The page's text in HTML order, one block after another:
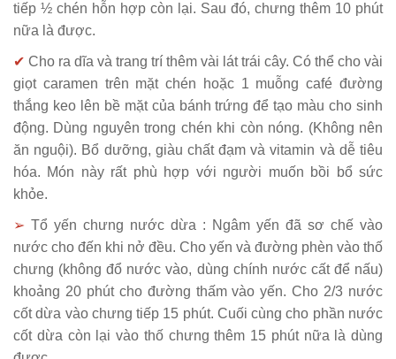
tiếp ½ chén hỗn hợp còn lại. Sau đó, chưng thêm 10 phút
nữa là được.
✔ Cho ra dĩa và trang trí thêm vài lát trái cây. Có thể cho vài
giọt caramen trên mặt chén hoặc 1 muỗng café đường
thắng keo lên bề mặt của bánh trứng để tạo màu cho sinh
động. Dùng nguyên trong chén khi còn nóng. (Không nên
ăn nguội). Bổ dưỡng, giàu chất đạm và vitamin và dễ tiêu
hóa. Món này rất phù hợp với người muốn bồi bổ sức
khỏe.
➢ Tổ yến chưng nước dừa : Ngâm yến đã sơ chế vào
nước cho đến khi nở đều. Cho yến và đường phèn vào thố
chưng (không đổ nước vào, dùng chính nước cất để nấu)
khoảng 20 phút cho đường thấm vào yến. Cho 2/3 nước
cốt dừa vào chưng tiếp 15 phút. Cuối cùng cho phần nước
cốt dừa còn lại vào thố chưng thêm 15 phút nữa là dùng